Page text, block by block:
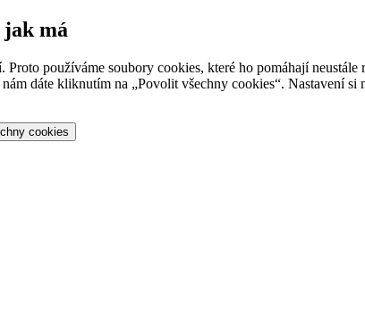
jak má
používáme soubory cookies, které ho pomáhají
dáte kliknutím na „Povolit všechny cookies“. Nastavení
cookies